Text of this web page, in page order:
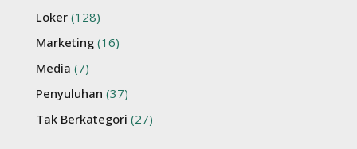
Loker (128)
Marketing (16)
Media (7)
Penyuluhan (37)
Tak Berkategori (27)